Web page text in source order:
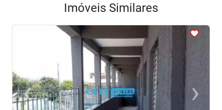
Imóveis Similares
‹Previous ›Next